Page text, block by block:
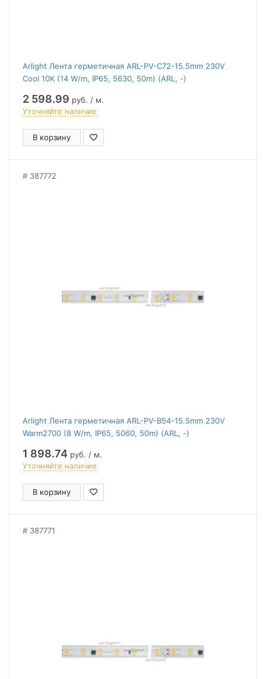
Arlight Лента герметичная ARL-PV-C72-15.5mm 230V
Cool 10K (14 W/m, IP65, 5630, 50m) (ARL, -)
2 598.99 руб. / м.
Уточняйте наличие
В корзину
387772
Arlight Лента герметичная ARL-PV-B54-15.5mm 230V
Warm2700 (8 W/m, IP65, 5060, 50m) (ARL, -)
1 898.74 руб. / м.
Уточняйте наличие
В корзину
387771